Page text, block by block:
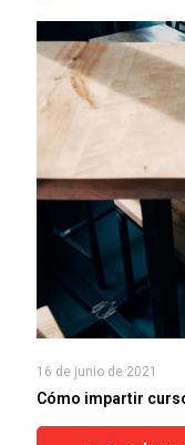
16 de junio de 2021
Cómo impartir